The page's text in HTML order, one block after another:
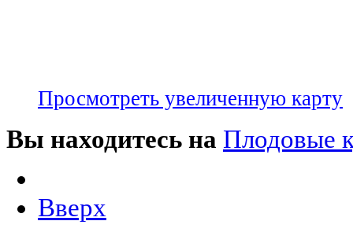
Просмотреть увеличенную карту
Вы находитесь на Плодовые
Вверх